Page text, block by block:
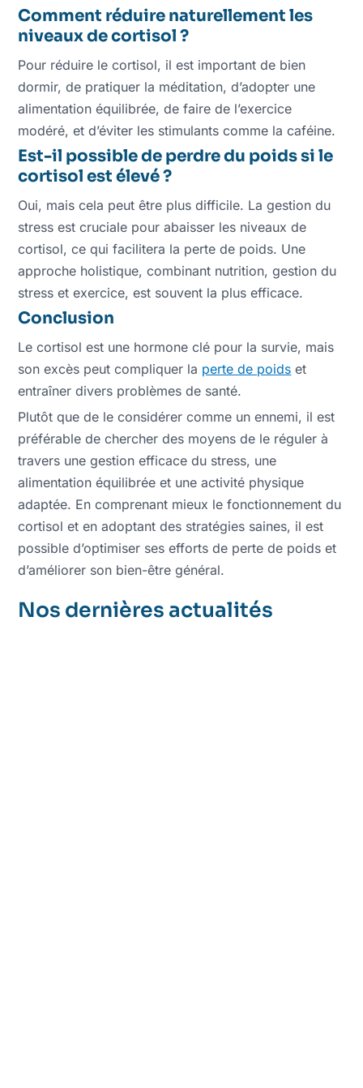
Comment réduire naturellement les
niveaux de cortisol ?
Pour réduire le cortisol, il est important de bien
dormir, de pratiquer la méditation, d’adopter une
alimentation équilibrée, de faire de l’exercice
modéré, et d’éviter les stimulants comme la caféine.
Est-il possible de perdre du poids si le
cortisol est élevé ?
Oui, mais cela peut être plus difficile. La gestion du
stress est cruciale pour abaisser les niveaux de
cortisol, ce qui facilitera la perte de poids. Une
approche holistique, combinant nutrition, gestion du
stress et exercice, est souvent la plus efficace.
Conclusion
Le cortisol est une hormone clé pour la survie, mais
son excès peut compliquer la perte de poids et
entraîner divers problèmes de santé.
Plutôt que de le considérer comme un ennemi, il est
préférable de chercher des moyens de le réguler à
travers une gestion efficace du stress, une
alimentation équilibrée et une activité physique
adaptée. En comprenant mieux le fonctionnement du
cortisol et en adoptant des stratégies saines, il est
possible d’optimiser ses efforts de perte de poids et
d’améliorer son bien-être général.
Nos dernières actualités